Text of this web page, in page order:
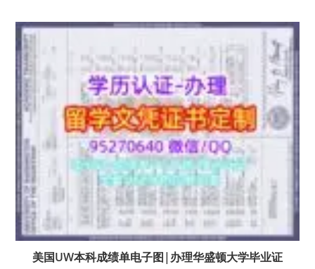
美国UW本科成绩单电子图|办理华盛顿大学毕业证